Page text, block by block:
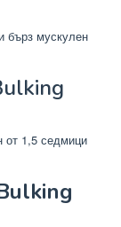
мускулен
от 1,5 седмици